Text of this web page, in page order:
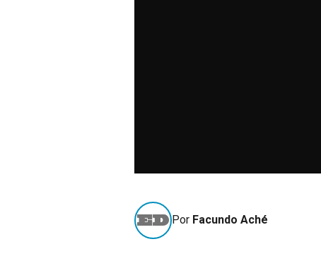
Por Facundo Aché